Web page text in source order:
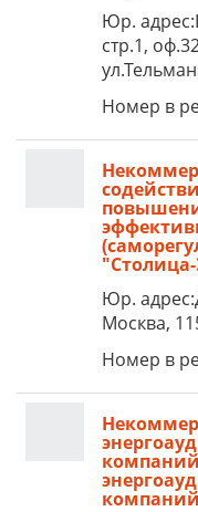
Юр.
стр.1,
Номер в
Юр.
Москва,
Номер в